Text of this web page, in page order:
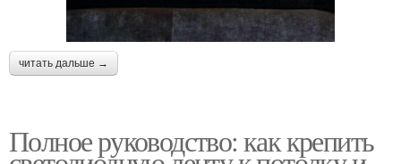
читать дальше →
Полное руководство: как крепить